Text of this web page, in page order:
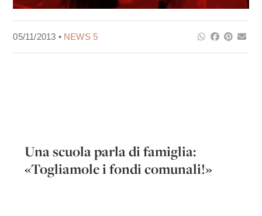
05/11/2013 • NEWS 5
Una scuola parla di famiglia:
«Togliamole i fondi comunali!»